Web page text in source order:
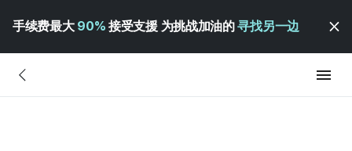
手续费最大 90% 接受支援 为挑战加油的寻找另一边